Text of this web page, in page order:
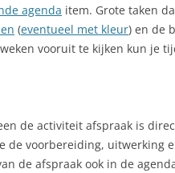
agenda item. Grote taken
(eventueel met kleur) en de
vooruit te kijken kun je
de activiteit afspraak is
de voorbereiding, uitwerking
de afspraak ook in de